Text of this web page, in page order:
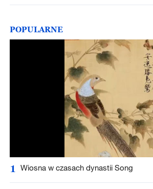
POPULARNE
1 Wiosna w czasach dynastii Song